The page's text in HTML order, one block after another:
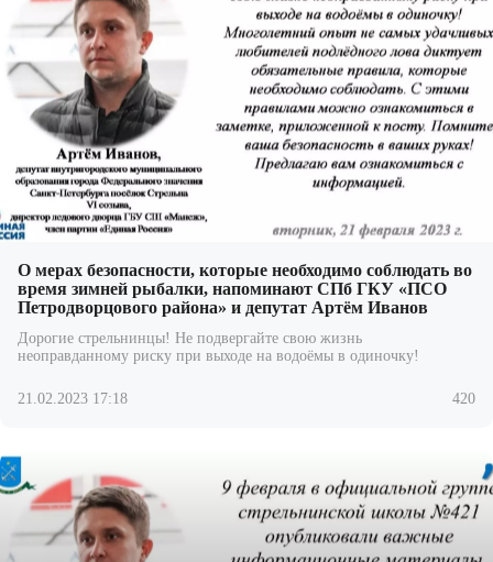
О мерах безопасности, которые необходимо соблюдать во
время зимней рыбалки, напоминают СПб ГКУ «ПСО
Петродворцового района» и депутат Артём Иванов
Дорогие стрельнинцы! Не подвергайте свою жизнь
неоправданному риску при выходе на водоёмы в одиночку!
21.02.2023 17:18 420